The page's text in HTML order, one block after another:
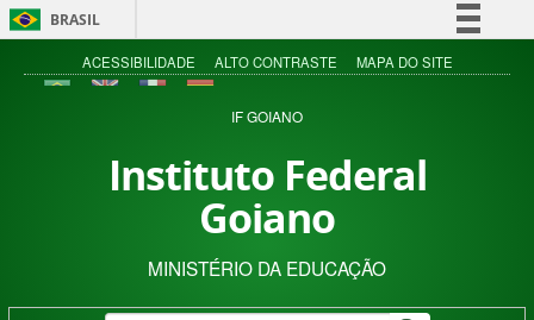
BRASIL
Simplifique!
Acesso à informação
ACESSIBILIDADE ALTO CONTRASTE MAPA DO SITE
IF GOIANO
Instituto Federal
Goiano
MINISTÉRIO DA EDUCAÇÃO